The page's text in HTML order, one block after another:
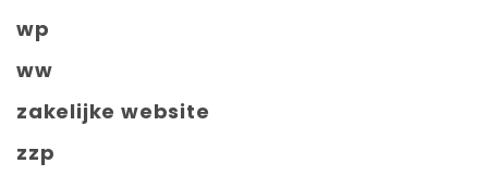
wp
ww
zakelijke website
zzp